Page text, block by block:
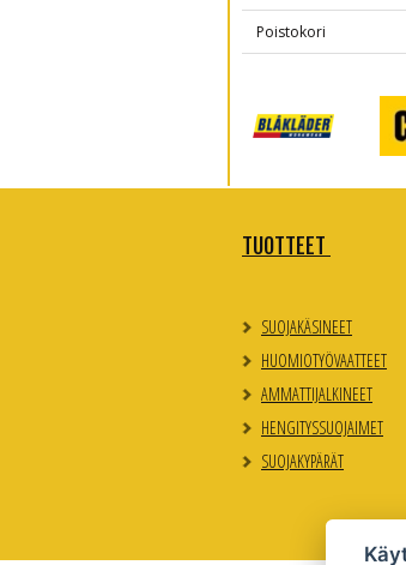
Poistokori
TUOTTEET
SUOJAKÄSINEET
HUOMIOTYÖVAATTEET
AMMATTIJALKINEET
HENGITYSSUOJAIMET
SUOJAKYPÄRÄT